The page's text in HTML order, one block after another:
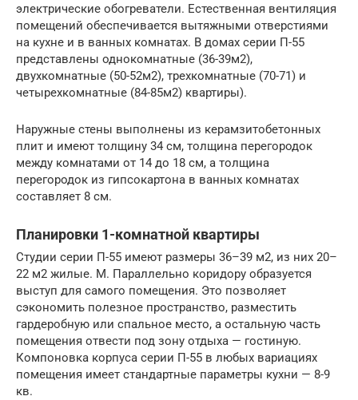
электрические обогреватели. Естественная вентиляция
помещений обеспечивается вытяжными отверстиями
на кухне и в ванных комнатах. В домах серии П-55
представлены однокомнатные (36-39м2),
двухкомнатные (50-52м2), трехкомнатные (70-71) и
четырехкомнатные (84-85м2) квартиры).
Наружные стены выполнены из керамзитобетонных
плит и имеют толщину 34 см, толщина перегородок
между комнатами от 14 до 18 см, а толщина
перегородок из гипсокартона в ванных комнатах
составляет 8 см.
Планировки 1-комнатной квартиры
Студии серии П-55 имеют размеры 36–39 м2, из них 20–
22 м2 жилые. М. Параллельно коридору образуется
выступ для самого помещения. Это позволяет
сэкономить полезное пространство, разместить
гардеробную или спальное место, а остальную часть
помещения отвести под зону отдыха — гостиную.
Компоновка корпуса серии П-55 в любых вариациях
помещения имеет стандартные параметры кухни — 8-9
кв.